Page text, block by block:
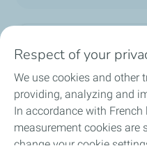
Description
TotalEnergies Quartz
moteur haute
synthèse. Cette huile
tous les moteurs
plus récents
Un
Respect of your
We use cookies and other
providing, analyzing and
In accordance with
measurement cookies are
change your cookie